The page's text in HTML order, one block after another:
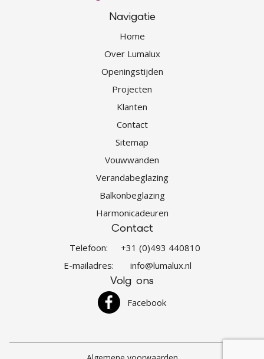
Navigatie
Home
Over Lumalux
Openingstijden
Projecten
Klanten
Contact
Sitemap
Vouwwanden
Verandabeglazing
Balkonbeglazing
Harmonicadeuren
Contact
Telefoon:
+31 (0)493 440810
E-mailadres:
info@lumalux.nl
Volg ons
Facebook